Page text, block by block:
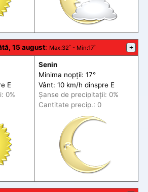
15 august: Max:32˚ - Min:17˚ +
E
: 0%
Senin
Minima nopții: 17°
Vânt: 10 km/h dinspre E
Șanse de precipitații: 0%
Cantitate precip.: 0